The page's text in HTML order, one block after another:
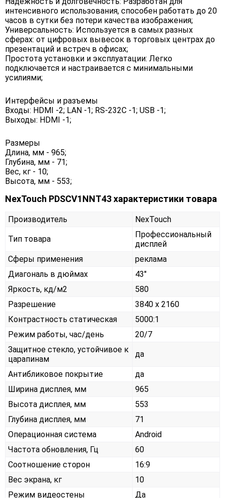
интенсивного использования, способен работать до 20
часов в сутки без потери качества изображения;
Универсальность: Используется в самых разных
сферах: от цифровых вывесок в торговых центрах до
презентаций и встреч в офисах;
Простота установки и эксплуатации: Легко
подключается и настраивается с минимальными
усилиями;
Интерфейсы и разъемы
Входы: HDMI -2; LAN -1; RS-232C -1; USB -1;
Выходы: HDMI -1;
Размеры
Длина, мм - 965;
Глубина, мм - 71;
Вес, кг - 10;
Высота, мм - 553;
NexTouch PDSCV1NNT43 характеристики товара
Производитель NexTouch
Тип товара
Профессиональный
дисплей
Сферы применения
реклама
Диагональ в дюймах
43"
Яркость, кд/м2
580
Разрешение
3840 x 2160
Контрастность статическая
5000:1
Режим работы, час/день
20/7
Защитное стекло, устойчивое к
царапинам
да
Антибликовое покрытие
да
Ширина дисплея, мм
965
Высота дисплея, мм
553
Глубина дисплея, мм
71
Операционная система
Android
Частота обновления, Гц
60
Соотношение сторон
16:9
Вес экрана, кг
10
Режим видеостены
Да